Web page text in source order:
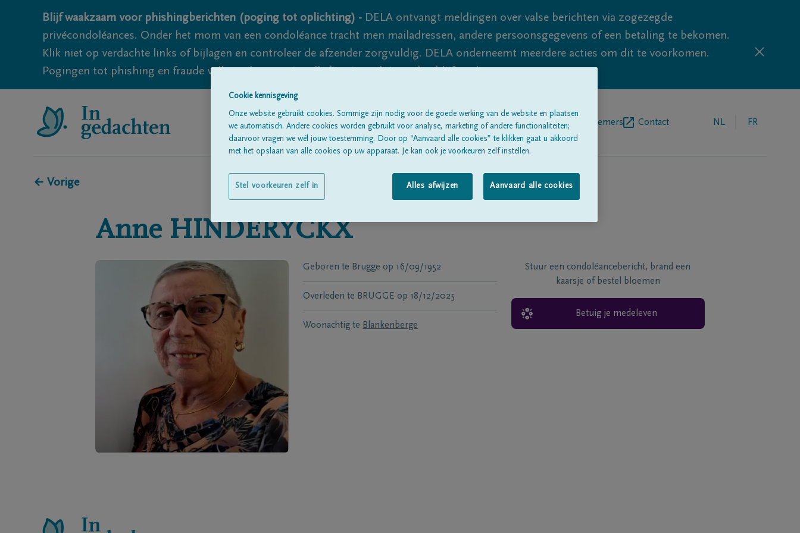
Blijf waakzaam voor phishingberichten (poging tot oplichting) - DELA ontvangt meldingen over valse berichten via zogezegde
privécondoléances. Onder het mom van een condoléance tracht men mailadressen, andere persoonsgegevens of een betaling te bekomen.
Klik niet op verdachte links of bijlagen en controleer de afzender zorgvuldig. DELA onderneemt meerdere acties om dit te voorkomen.
Pogingen tot phishing en fraude vallen echter nooit volledig uit te sluiten, dus blijf waakzaam.
Alle rouwberichtenOver onsBegrafenisondernemers Contact NL FR
← Vorige
Anne HINDERYCKX
Geboren te Brugge op 16/09/1952
Overleden te BRUGGE op 18/12/2025
Woonachtig te Blankenberge
Stuur een condoléancebericht, brand een
kaarsje of bestel bloemen
Betuig je medeleven
Cookie kennisgeving
Onze website gebruikt cookies. Sommige zijn nodig voor de goede werking van de website en plaatsen
we automatisch. Andere cookies worden gebruikt voor analyse, marketing of andere functionaliteiten;
daarvoor vragen we wél jouw toestemming. Door op “Aanvaard alle cookies” te klikken gaat u akkoord
met het opslaan van alle cookies op uw apparaat. Je kan ook je voorkeuren zelf instellen.
Alles afwijzen Aanvaard alle cookies
Stel voorkeuren zelf in